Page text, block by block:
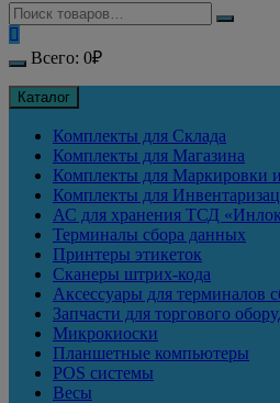
Всего: 0₽
Каталог
Комплекты для Склада
Комплекты для Магазина
Комплекты для Маркировки
Комплекты для
АС для хранения ТСД
Терминалы сбора данных
Принтеры этикеток
Сканеры штрих-кода
Аксессуары для терминалов
Запчасти для торгового
Микрокиоски
Планшетные компьютеры
POS системы
Весы